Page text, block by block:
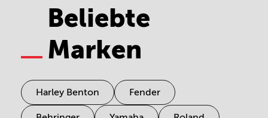
Beliebte
Marken
Harley Benton Fender